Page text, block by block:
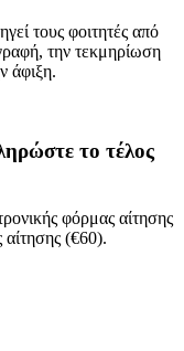
τους φοιτητές από
την τεκμηρίωση
άφιξη.
το τέλος
φόρμας αίτησης
(€60).